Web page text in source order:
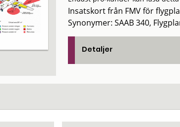
Insatskort från FMV för
Synonymer: SAAB 340,
Detaljer